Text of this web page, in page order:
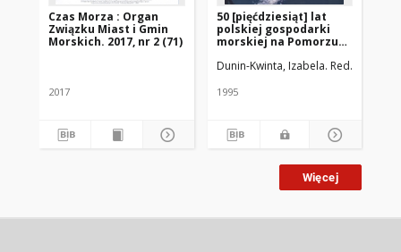
Czas Morza : Organ
Związku Miast i Gmin
Morskich. 2017, nr 2 (71)
2017
50 [pięćdziesiąt] lat
polskiej gospodarki
morskiej na Pomorzu
Dunin-Kwinta, Izabela. Red.
1995
Więcej